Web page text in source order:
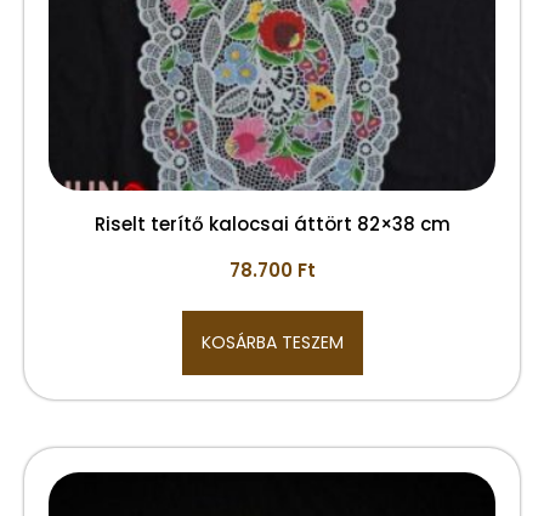
Riselt terítő kalocsai áttört 82×38 cm
78.700 Ft
KOSÁRBA TESZEM